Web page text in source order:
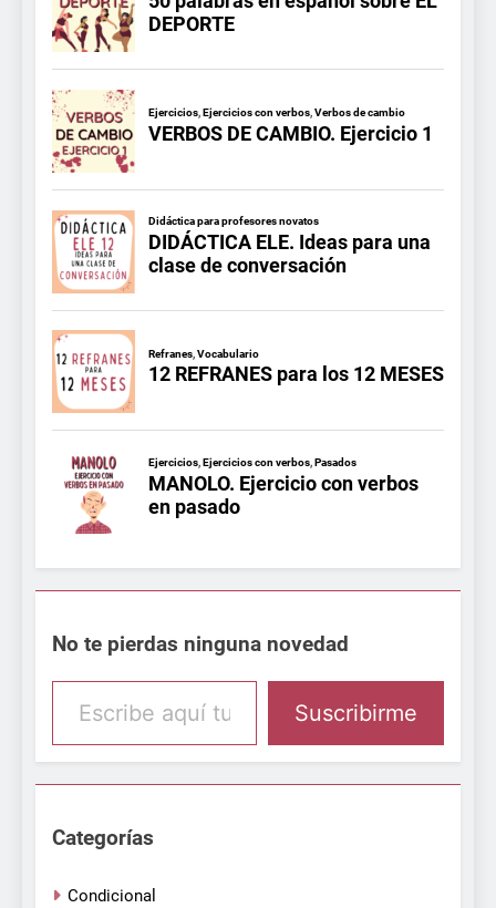
No te pierdas ninguna novedad
Escribe aquí tu email
Suscribirme
Categorías
Condicional